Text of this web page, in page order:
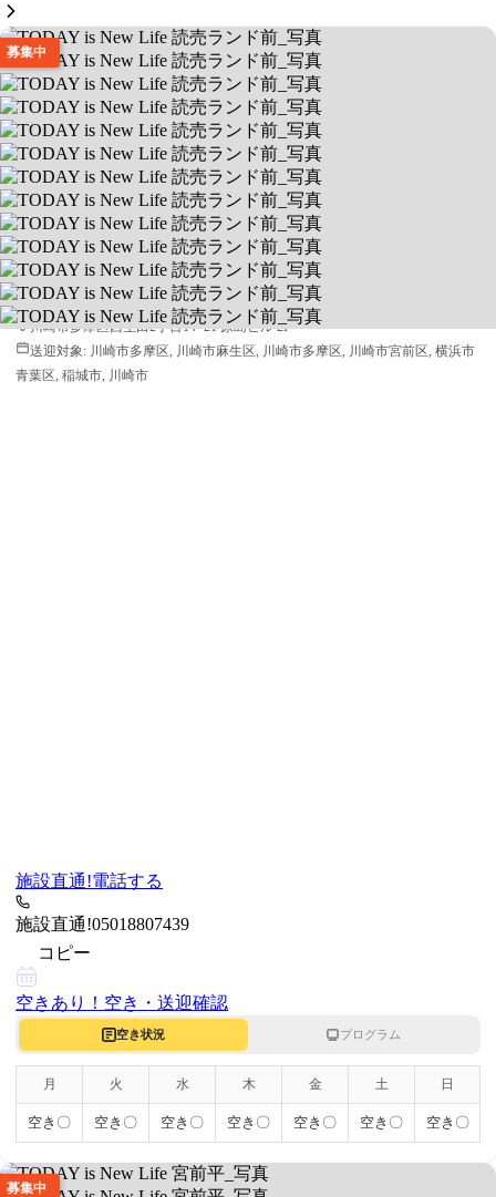
募集中
TODAY is New Life 読売ランド前
公文式教材を用いた学習支援
送迎あり 空きあり
川崎市多摩区西生田2丁目14−21 原島ビル 2F
送迎対象: 川崎市多摩区, 川崎市麻生区, 川崎市多摩区, 川崎市宮前区, 横浜市
青葉区, 稲城市, 川崎市
施設直通!電話する
施設直通!05018807439
コピー
空きあり！ 空き・送迎確認
空き状況 プログラム
月 火 水 木 金 土 日
空き〇 空き〇 空き〇 空き〇 空き〇 空き〇 空き〇
募集中